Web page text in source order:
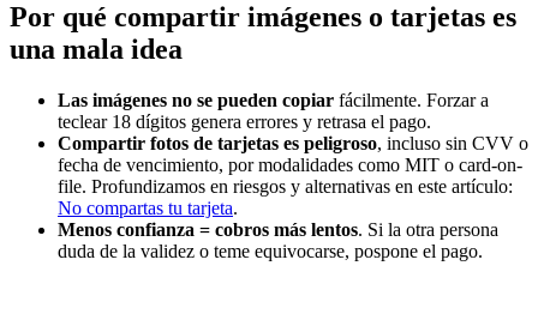
Por qué compartir imágenes o tarjetas es
una mala idea
Las imágenes no se pueden copiar fácilmente. Forzar a
teclear 18 dígitos genera errores y retrasa el pago.
Compartir fotos de tarjetas es peligroso, incluso sin CVV o
fecha de vencimiento, por modalidades como MIT o card-on-
file. Profundizamos en riesgos y alternativas en este artículo:
No compartas tu tarjeta.
Menos confianza = cobros más lentos. Si la otra persona
duda de la validez o teme equivocarse, pospone el pago.